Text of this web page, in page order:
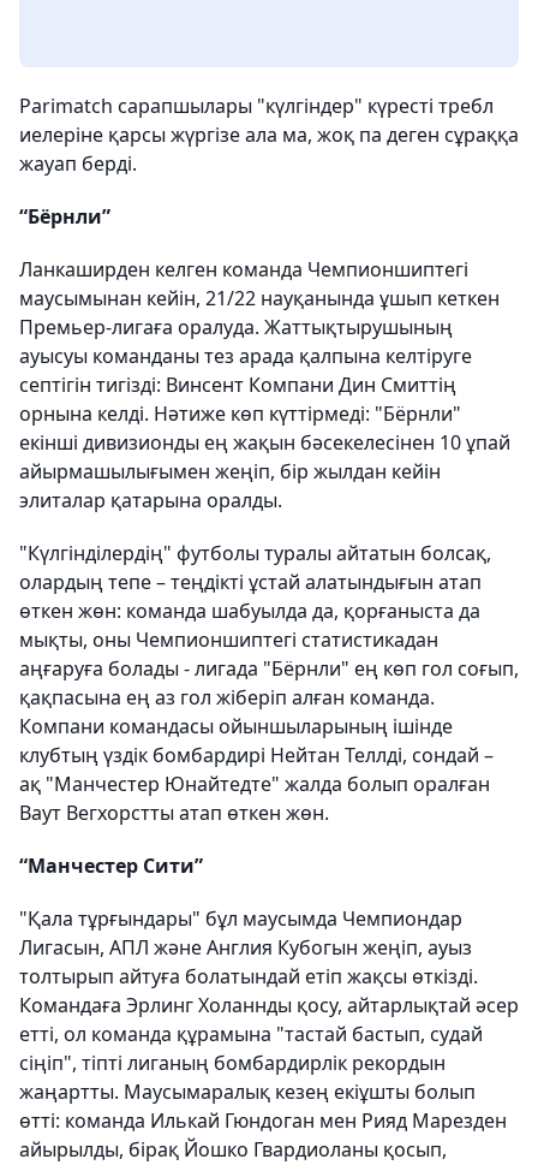
Parimatch сарапшылары "күлгіндер" күресті требл
иелеріне қарсы жүргізе ала ма, жоқ па деген сұраққа
жауап берді.
“Бёрнли”
Ланкаширден келген команда Чемпионшиптегі
маусымынан кейін, 21/22 науқанында ұшып кеткен
Премьер-лигаға оралуда. Жаттықтырушының
ауысуы команданы тез арада қалпына келтіруге
септігін тигізді: Винсент Компани Дин Смиттің
орнына келді. Нәтиже көп күттірмеді: "Бёрнли"
екінші дивизионды ең жақын бәсекелесінен 10 ұпай
айырмашылығымен жеңіп, бір жылдан кейін
элиталар қатарына оралды.
"Күлгінділердің" футболы туралы айтатын болсақ,
олардың тепе – теңдікті ұстай алатындығын атап
өткен жөн: команда шабуылда да, қорғаныста да
мықты, оны Чемпионшиптегі статистикадан
аңғаруға болады - лигада "Бёрнли" ең көп гол соғып,
қақпасына ең аз гол жіберіп алған команда.
Компани командасы ойыншыларының ішінде
клубтың үздік бомбардирі Нейтан Теллді, сондай –
ақ "Манчестер Юнайтедте" жалда болып оралған
Ваут Вегхорстты атап өткен жөн.
“Манчестер Сити”
"Қала тұрғындары" бұл маусымда Чемпиондар
Лигасын, АПЛ және Англия Кубогын жеңіп, ауыз
толтырып айтуға болатындай етіп жақсы өткізді.
Командаға Эрлинг Холаннды қосу, айтарлықтай әсер
етті, ол команда құрамына "тастай бастып, судай
сіңіп", тіпті лиганың бомбардирлік рекордын
жаңартты. Маусымаралық кезең екіұшты болып
өтті: команда Илькай Гюндоган мен Рияд Марезден
айырылды, бірақ Йошко Гвардиоланы қосып,